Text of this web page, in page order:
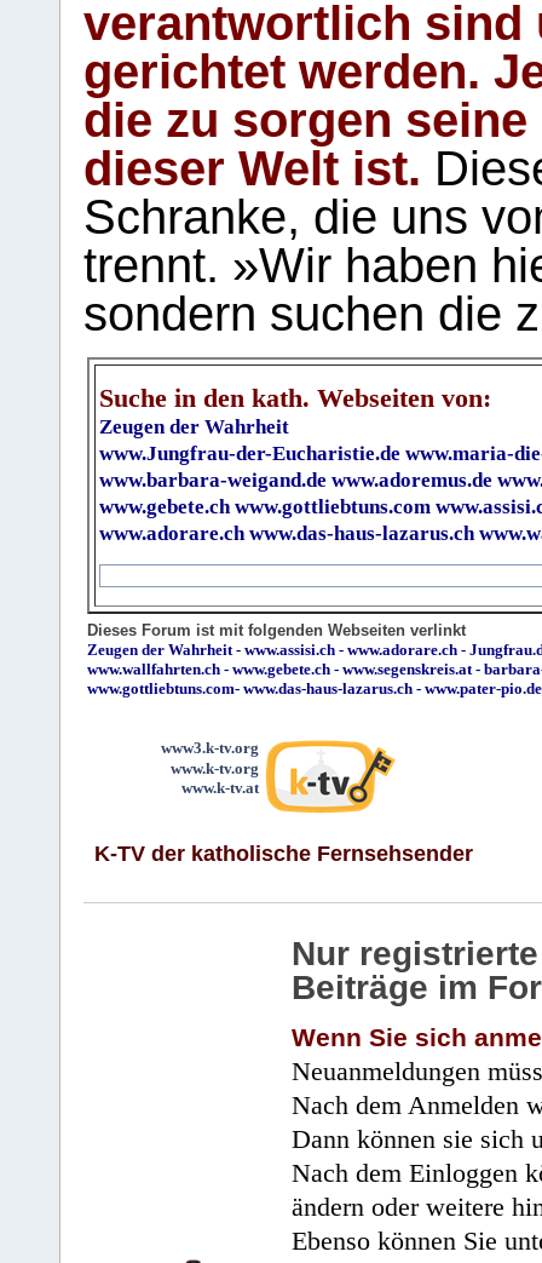
verantwortlich sind
gerichtet werden.
die zu sorgen
dieser Welt ist.
Schranke, die uns
trennt. »Wir haben
sondern suchen die
Suche in den kath. Webseiten von:
Zeugen der Wahrheit
www.Jungfrau-der-Eucharistie.de www.maria-
www.barbara-weigand.de www.adoremus.de
www.gebete.ch www.gottliebtuns.com
www.adorare.ch www.das-haus-lazarus.ch
Dieses Forum ist mit folgenden Webseiten verlinkt
Zeugen der Wahrheit- www.assisi.ch - www.adorare.ch -
www.wallfahrten.ch - www.gebete.ch - www.segenskreis.at-
www.gottliebtuns.com- www.das-haus-lazarus.ch - www.pater-pio.de
www3.k-tv.org
www.k-tv.org
www.k-tv.at
K-TV der katholische Fernsehsender
Nur
Beiträge im
Wenn Sie sich
Neuanmeldungen
Nach dem Anmelden
Dann können sie sich
Nach dem Einloggen
ändern oder weitere
Ebenso können Sie